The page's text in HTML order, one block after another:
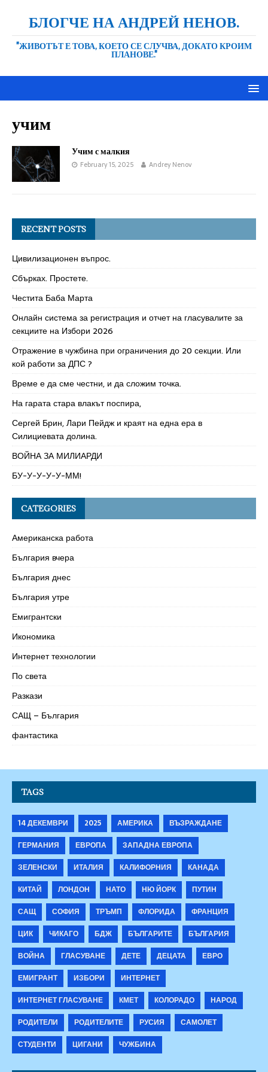
БЛОГЧЕ НА АНДРЕЙ НЕНОВ.
"ЖИВОТЪТ Е ТОВА, КОЕТО СЕ СЛУЧВА, ДОКАТО КРОИМ
ПЛАНОВЕ."
учим
Учим с малкия
February 15, 2025 Andrey Nenov
RECENT POSTS
Цивилизационен въпрос.
Сбърках. Простете.
Честита Баба Марта
Онлайн система за регистрация и отчет на гласувалите за
секциите на Избори 2026
Отражение в чужбина при ограничения до 20 секции. Или
кой работи за ДПС ?
Време е да сме честни, и да сложим точка.
На гарата стара влакът поспира,
Сергей Брин, Лари Пейдж и краят на една ера в
Силициевата долина.
ВОЙНА ЗА МИЛИАРДИ
БУ-У-У-У-У-ММ!
CATEGORIES
Американска работа
България вчера
България днес
България утре
Емигрантски
Икономика
Интернет технологии
По света
Разкази
САЩ – България
фантастика
TAGS
14 ДЕКЕМВРИ 2025 АМЕРИКА
ВЪЗРАЖДАНЕ
ГЕРМАНИЯ
ЕВРОПА
ЗАПАДНА ЕВРОПА
ЗЕЛЕНСКИ
ИТАЛИЯ КАЛИФОРНИЯ
КАНАДА
КИТАЙ
ЛОНДОН НАТО НЮ ЙОРК
ПУТИН
САЩ
СОФИЯ ТРЪМП ФЛОРИДА
ФРАНЦИЯ
ЦИК
ЧИКАГО БДЖ БЪЛГАРИТЕ
БЪЛГАРИЯ
ВОЙНА
ГЛАСУВАНЕ ДЕТЕ ДЕЦАТА
ЕВРО
ЕМИГРАНТ
ИЗБОРИ
ИНТЕРНЕТ
ИНТЕРНЕТ ГЛАСУВАНЕ
КМЕТ КОЛОРАДО
НАРОД
РОДИТЕЛИ
РОДИТЕЛИТЕ РУСИЯ
САМОЛЕТ
СТУДЕНТИ
ЦИГАНИ ЧУЖБИНА